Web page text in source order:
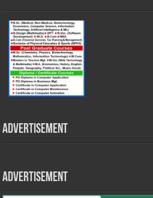
Advertisement
Advertisement